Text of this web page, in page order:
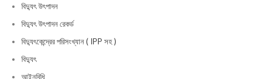
বিদ্যুৎ উৎপাদন
বিদ্যুৎ উৎপাদন রেকর্ড
বিদ্যুৎকেন্দ্রের পরিসংখ্যান ( IPP সহ )
বিদ্যুৎ
আইনবিধি